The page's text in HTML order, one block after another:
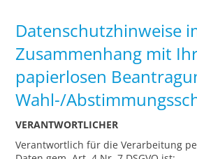
Datenschutzhinweise
Zusammenhang mit
papierlosen
Wahl-/
VERANTWORTLICHER
Verantwortlich für die Verarbeitung